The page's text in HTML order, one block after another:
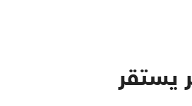
يستقر